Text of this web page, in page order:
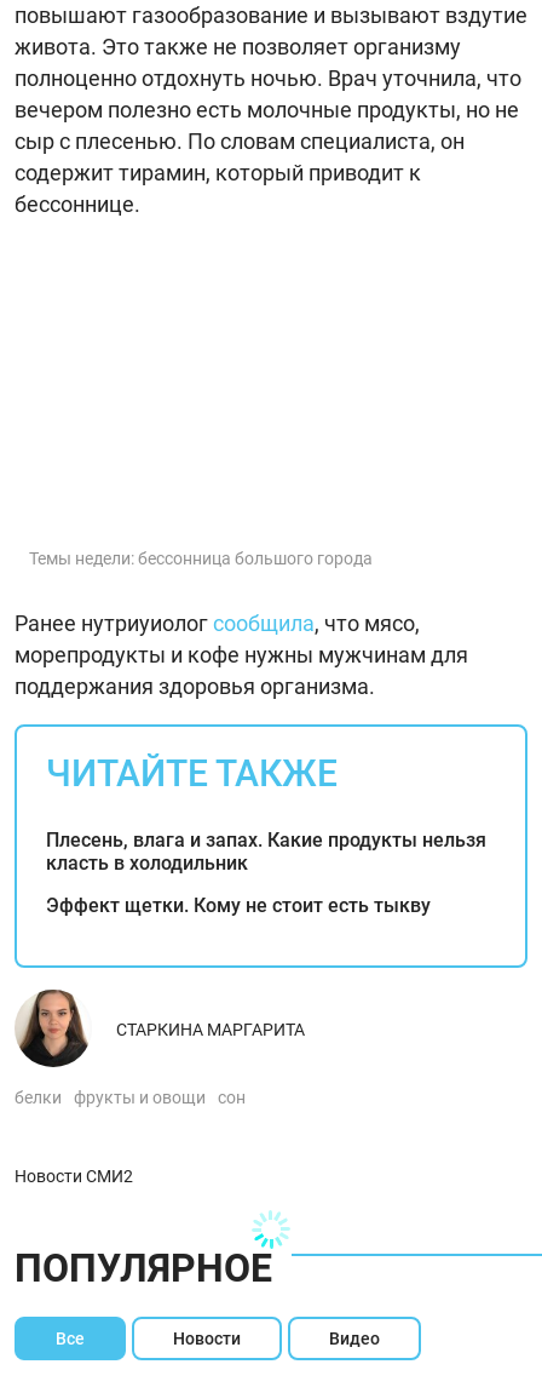
повышают газообразование и вызывают вздутие
живота. Это также не позволяет организму
полноценно отдохнуть ночью. Врач уточнила, что
вечером полезно есть молочные продукты, но не
сыр с плесенью. По словам специалиста, он
содержит тирамин, который приводит к
бессоннице.
Темы недели: бессонница большого города
Ранее нутриуиологсообщила, что мясо,
морепродукты и кофе нужны мужчинам для
поддержания здоровья организма.
ЧИТАЙТЕ ТАКЖЕ
Плесень, влага и запах. Какие продукты нельзя
класть в холодильник
Эффект щетки. Кому не стоит есть тыкву
СТАРКИНА МАРГАРИТА
белки фрукты и овощи сон
Новости СМИ2
ПОПУЛЯРНОЕ
Все Новости Видео